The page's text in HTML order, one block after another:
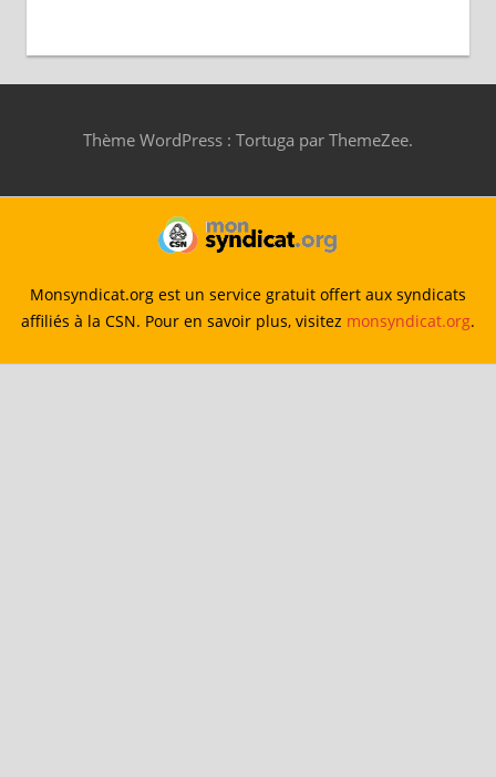
Thème WordPress : Tortuga par ThemeZee.
Monsyndicat.org est un service gratuit offert aux syndicats
affiliés à la CSN. Pour en savoir plus, visitez monsyndicat.org.